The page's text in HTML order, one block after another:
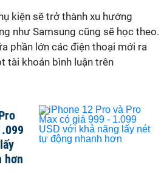
kiện sẽ trở thành xu hướng
như Samsung cũng sẽ học theo.
phần lớn các điện thoại mới ra
tài khoản bình luận trên
hơn